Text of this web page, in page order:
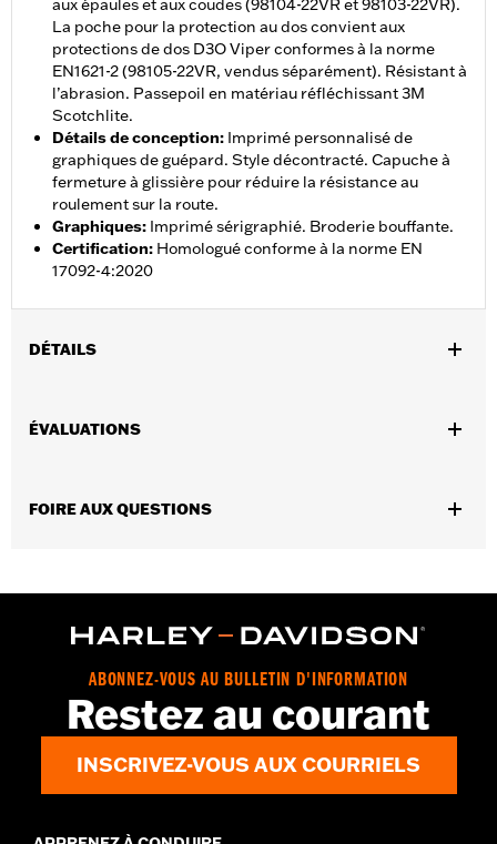
aux épaules et aux coudes (98104-22VR et 98103-22VR).
La poche pour la protection au dos convient aux
protections de dos D3O Viper conformes à la norme
EN1621-2 (98105-22VR, vendus séparément). Résistant à
l’abrasion. Passepoil en matériau réfléchissant 3M
Scotchlite.
Détails de conception: Imprimé personnalisé de
graphiques de guépard. Style décontracté. Capuche à
fermeture à glissière pour réduire la résistance au
roulement sur la route.
Graphiques: Imprimé sérigraphié. Broderie bouffante.
Certification: Homologué conforme à la norme EN
17092-4:2020
DÉTAILS
capuchon,Fermeture à glissière bidirectionnelle à l’avant
GARANTIE:Garantie limitée de 1 an – Rendez-vous sur le site
Origine:Produit importé
ÉVALUATIONS
FOIRE AUX QUESTIONS
ABONNEZ-VOUS AU BULLETIN D'INFORMATION
Restez au courant
INSCRIVEZ-VOUS AUX COURRIELS